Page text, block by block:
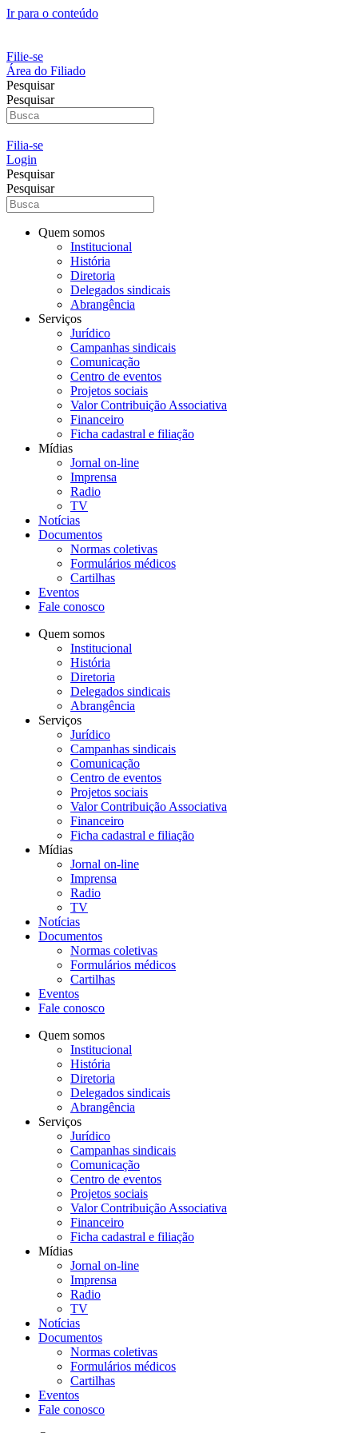
Ir para o conteúdo
Filie-se
Área do Filiado
Pesquisar
Pesquisar
Filia-se
Login
Pesquisar
Pesquisar
Quem somos
Institucional
História
Diretoria
Delegados sindicais
Abrangência
Serviços
Jurídico
Campanhas sindicais
Comunicação
Centro de eventos
Projetos sociais
Valor Contribuição Associativa
Financeiro
Ficha cadastral e filiação
Mídias
Jornal on-line
Imprensa
Radio
TV
Notícias
Documentos
Normas coletivas
Formulários médicos
Cartilhas
Eventos
Fale conosco
Quem somos
Institucional
História
Diretoria
Delegados sindicais
Abrangência
Serviços
Jurídico
Campanhas sindicais
Comunicação
Centro de eventos
Projetos sociais
Valor Contribuição Associativa
Financeiro
Ficha cadastral e filiação
Mídias
Jornal on-line
Imprensa
Radio
TV
Notícias
Documentos
Normas coletivas
Formulários médicos
Cartilhas
Eventos
Fale conosco
Quem somos
Institucional
História
Diretoria
Delegados sindicais
Abrangência
Serviços
Jurídico
Campanhas sindicais
Comunicação
Centro de eventos
Projetos sociais
Valor Contribuição Associativa
Financeiro
Ficha cadastral e filiação
Mídias
Jornal on-line
Imprensa
Radio
TV
Notícias
Documentos
Normas coletivas
Formulários médicos
Cartilhas
Eventos
Fale conosco